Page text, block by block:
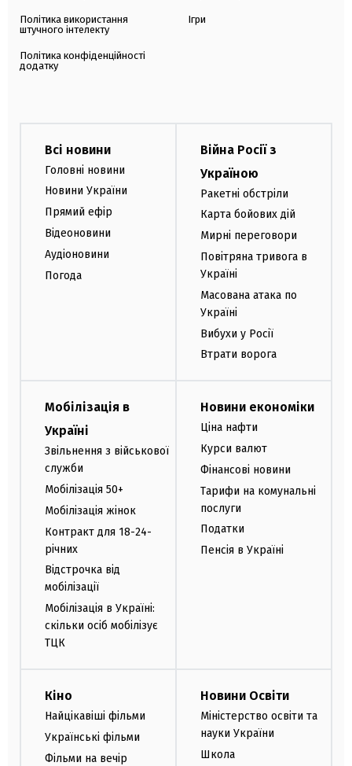
Політика використання
штучного інтелекту
Політика конфіденційності
додатку
Ігри
Всі новини
Головні новини
Новини України
Прямий ефір
Відеоновини
Аудіоновини
Погода
Війна Росії з
Україною
Ракетні обстріли
Карта бойових дій
Мирні переговори
Повітряна тривога в
Україні
Масована атака по
Україні
Вибухи у Росії
Втрати ворога
Мобілізація в
Україні
Звільнення з військової
служби
Мобілізація 50+
Мобілізація жінок
Контракт для 18-24-
річних
Відстрочка від
мобілізації
Мобілізація в Україні:
скільки осіб мобілізує
ТЦК
Новини економіки
Ціна нафти
Курси валют
Фінансові новини
Тарифи на комунальні
послуги
Податки
Пенсія в Україні
Кіно
Найцікавіші фільми
Українські фільми
Фільми на вечір
Новини Освіти
Міністерство освіти та
науки України
Школа